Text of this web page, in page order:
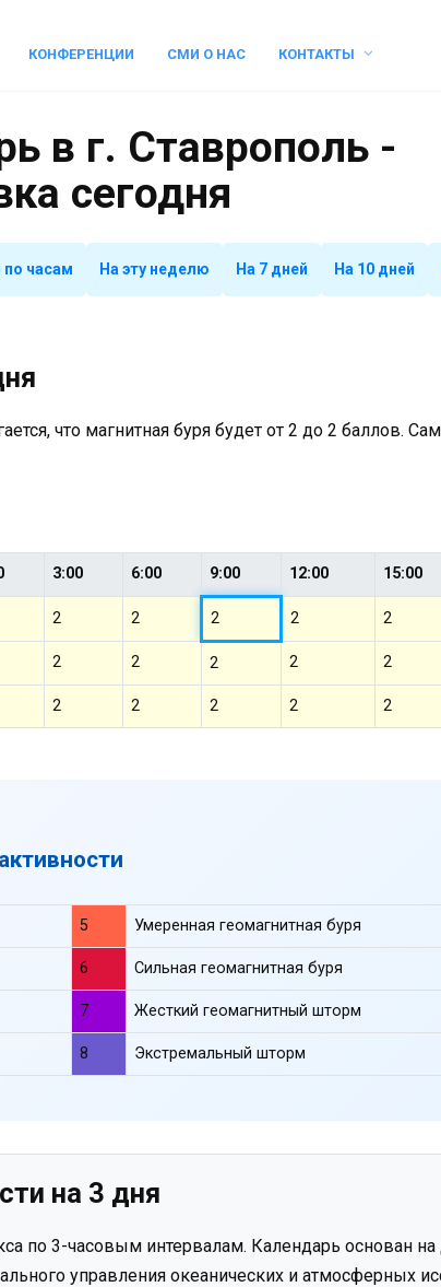
КОНФЕРЕНЦИИ СМИ О НАС КОНТАКТЫ
в г. Ставрополь -
сегодня
по часам На эту неделю На 7 дней На 10 дней
что магнитная буря будет от 2 до 2 баллов.
3:00 6:00 9:00 12:00 15:00
2 2 2 2 2
2 2 2 2 2
2 2 2 2 2
5 Умеренная геомагнитная буря
6 Сильная геомагнитная буря
7 Жесткий геомагнитный шторм
8 Экстремальный шторм
на 3 дня
по 3-часовым интервалам. Календарь основан
управления океанических и атмосферных